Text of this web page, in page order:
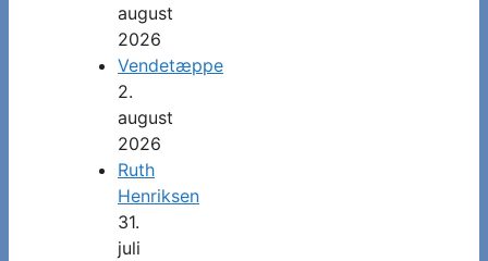
august
2026
Vendetæppe
2.
august
2026
Ruth
Henriksen
31.
juli